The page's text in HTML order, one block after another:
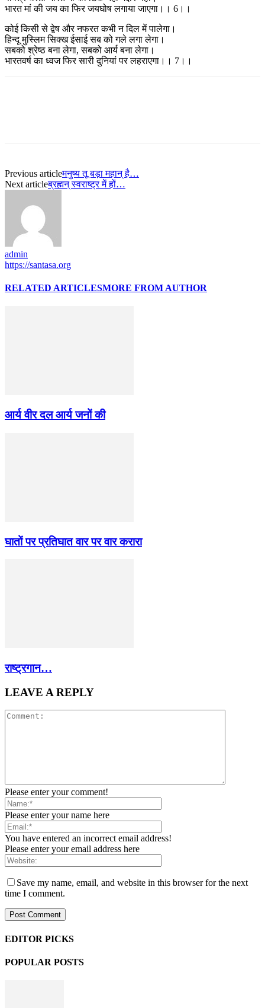
भारत मां की जय का फिर जयघोष लगाया जाएगा।। 6।।
कोई किसी से द्वेष और नफरत कभी न दिल में पालेगा।
हिन्दू मुस्लिम सिक्ख ईसाई सब को गले लगा लेगा।
सबको श्रेष्ठ बना लेगा, सबको आर्य बना लेगा।
भारतवर्ष का ध्वज फिर सारी दुनियां पर लहराएगा।। 7।।
Previous articleमनुष्य तू बड़ा महान् है…
Next articleब्रह्मन् स्वराष्ट्र में हों…
admin
https://santasa.org
RELATED ARTICLESMORE FROM AUTHOR
आर्य वीर दल आर्य जनों की
घातों पर प्रतिघात वार पर वार करारा
राष्ट्रगान…
LEAVE A REPLY
Please enter your comment!
Please enter your name here
You have entered an incorrect email address!
Please enter your email address here
Save my name, email, and website in this browser for the next
time I comment.
EDITOR PICKS
POPULAR POSTS